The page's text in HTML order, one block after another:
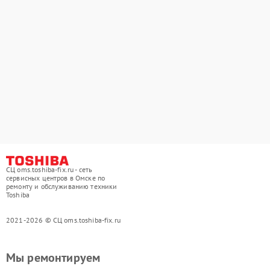
СЦ oms.toshiba-fix.ru - сеть
сервисных центров в Омске по
ремонту и обслуживанию техники
Toshiba
2021-2026 © СЦ oms.toshiba-fix.ru
Мы ремонтируем